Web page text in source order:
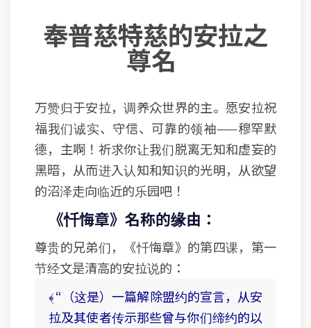
奉普慈特慈的安拉之
尊名
万赞归于安拉，调养众世界的主。愿安拉祝
福我们诚实、守信、可靠的领袖——穆罕默
德，主啊！祈求你让我们脱离无知和虚妄的
黑暗，从而进入认知和知识的光明，从欲望
的沼泽走向临近的乐园吧！
《忏悔章》名称的缘由：
尊贵的兄弟们，《忏悔章》的第四课，第一
节经文是清高的安拉说的：
﴾ “（这是）一篇解除盟约的宣言，从安
拉及其使者传示那些曾与你们缔约的以